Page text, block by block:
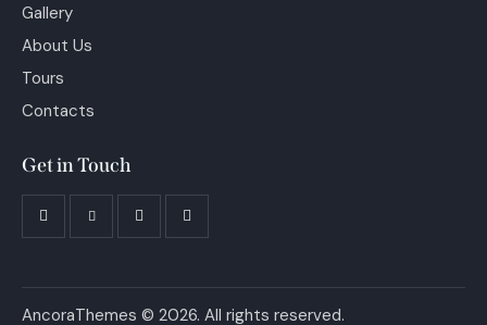
Gallery
About Us
Tours
Contacts
Get in Touch
AncoraThemes © 2026. All rights reserved.